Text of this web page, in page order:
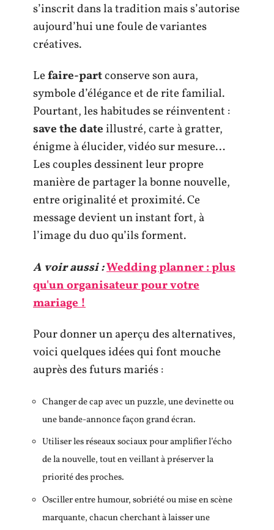
s’inscrit dans la tradition mais s’autorise
aujourd’hui une foule de variantes
créatives.
Lefaire-partconserve son aura,
symbole d’élégance et de rite familial.
Pourtant, les habitudes se réinventent :
save the dateillustré, carte à gratter,
énigme à élucider, vidéo sur mesure…
Les couples dessinent leur propre
manière de partager la bonne nouvelle,
entre originalité et proximité. Ce
message devient un instant fort, à
l’image du duo qu’ils forment.
A voir aussi :Wedding planner : plus
qu'un organisateur pour votre
mariage !
Pour donner un aperçu des alternatives,
voici quelques idées qui font mouche
auprès des futurs mariés :
Changer de cap avec un puzzle, une devinette ou
une bande-annonce façon grand écran.
Utiliser les réseaux sociaux pour amplifier l’écho
de la nouvelle, tout en veillant à préserver la
priorité des proches.
Osciller entre humour, sobriété ou mise en scène
marquante, chacun cherchant à laisser une